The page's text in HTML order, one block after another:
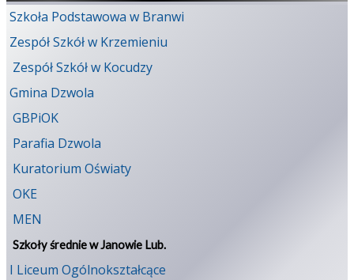
Szkoła Podstawowa w Branwi
Zespół Szkół w Krzemieniu
Zespół Szkół w Kocudzy
Gmina Dzwola
GBPiOK
Parafia Dzwola
Kuratorium Oświaty
OKE
MEN
Szkoły średnie w Janowie Lub.
I Liceum Ogólnokształcące